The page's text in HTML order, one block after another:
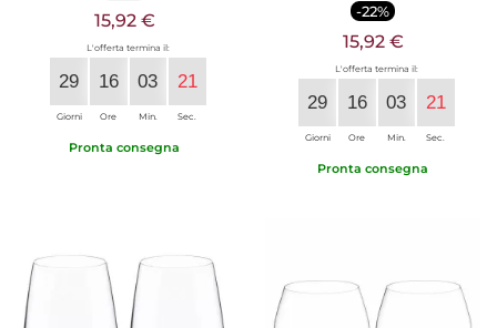
15,92 €
L'offerta termina il:
29
Giorni
16
Ore
03
Min.
20
Sec.
Pronta consegna
-22%
15,92 €
L'offerta termina il:
29
Giorni
16
Ore
03
Min.
20
Sec.
Pronta consegna